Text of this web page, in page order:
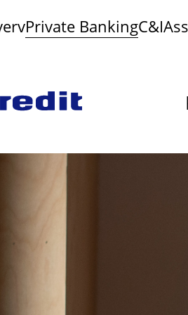
Private BankingC&I